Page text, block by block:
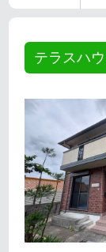
テラスハ